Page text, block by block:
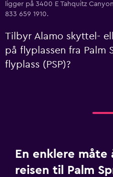
ligger på 3400 E Tahquitz
833 659 1910.
Tilbyr Alamo skyttel-
på flyplassen fra Palm
flyplass (PSP)?
En enklere måte
reisen til Palm